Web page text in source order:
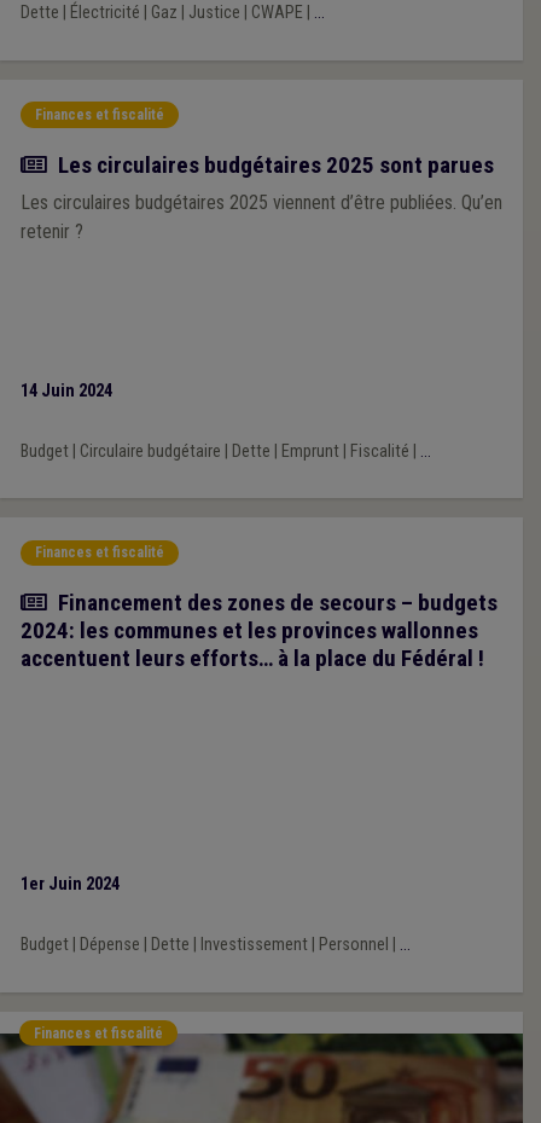
que ceux-ci puissent atteindre les objectifs fixés par le
Dette Électricité Gaz Justice CWAPE ...
Finances et fiscalité
Actualité
Les circulaires budgétaires 2025 sont parues
Les circulaires budgétaires 2025 viennent d’être publiées. Qu’en
retenir ?
14 Juin 2024
Budget| Circulaire budgétaire Dette Emprunt| Fiscalité ...
Finances et fiscalité
Article
Financement des zones de secours – budgets
2024: les communes et les provinces wallonnes
accentuent leurs efforts… à la place du Fédéral !
1er Juin 2024
Budget| Dépense Dette Investissement| Personnel ...
Finances et fiscalité